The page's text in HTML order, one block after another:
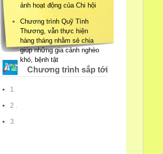
ảnh hoạt động của Chi hội
Chương trình Quỹ Tình
Thương, vẫn thực hiện
hàng tháng nhằm sẻ chia
giúp những gia cảnh nghèo
khó, bệnh tật
Chương trình sắp tới
1.
2 .
3.